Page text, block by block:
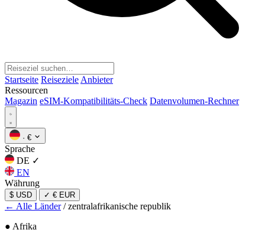
Startseite Reiseziele Anbieter
Ressourcen
Magazin eSIM-Kompatibilitäts-Check Datenvolumen-Rechner
· €
Sprache
DE ✓
EN
Währung
$ USD ✓ € EUR
← Alle Länder / zentralafrikanische republik
● Afrika